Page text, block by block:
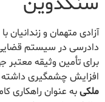
آزادی متهمان و زندانیان
دادرسی در سیستم
برای تأمین وثیقه معتبر
افزایش چشمگیری
ملکیبه عنوان راهکاری